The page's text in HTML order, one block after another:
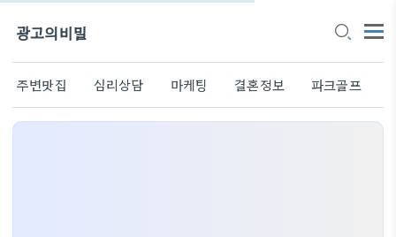
광고의비밀
주변맛집 심리상담 마케팅 결혼정보 파크골프